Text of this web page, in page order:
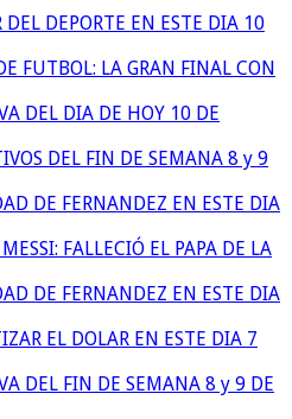
DEL DEPORTE EN ESTE DIA 10
FUTBOL: LA GRAN FINAL CON
DEL DIA DE HOY 10 DE
DEL FIN DE SEMANA 8 y 9
DE FERNANDEZ EN ESTE DIA
FALLECIÓ EL PAPA DE LA
DE FERNANDEZ EN ESTE DIA
EL DOLAR EN ESTE DIA 7
DEL FIN DE SEMANA 8 y 9 DE